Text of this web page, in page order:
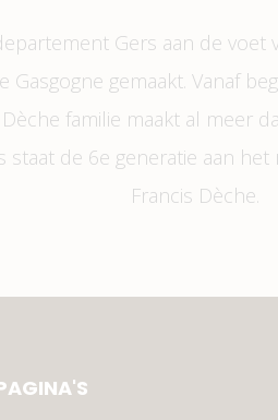
Gers aan de
gemaakt. Vanaf
familie maakt al meer
de 6e generatie aan
Francis Dèche.